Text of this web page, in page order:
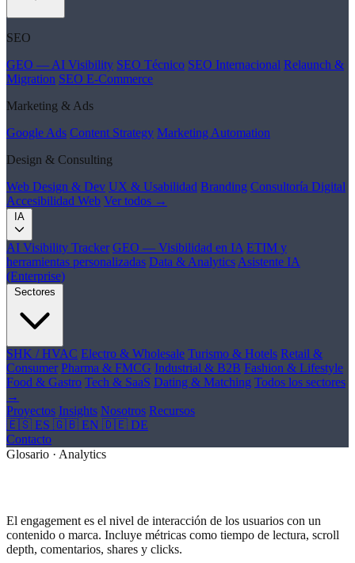
SEO
GEO — AI Visibility SEO Técnico SEO Internacional Relaunch &
Migration SEO E-Commerce
Marketing & Ads
Google Ads Content Strategy Marketing Automation
Design & Consulting
Web Design & Dev UX & Usabilidad Branding Consultoría Digital
Accesibilidad Web Ver todos →
IA
AI Visibility Tracker GEO — Visibilidad en IA ETIM y
herramientas personalizadas Data & Analytics Asistente IA
(Enterprise)
Sectores
SHK / HVAC Electro & Wholesale Turismo & Hotels Retail &
Consumer Pharma & FMCG Industrial & B2B Fashion & Lifestyle
Food & Gastro Tech & SaaS Dating & Matching Todos los sectores
→
Proyectos Insights Nosotros Recursos
🇪🇸 ES 🇬🇧 EN 🇩🇪 DE
Contacto
Glosario · Analytics
El engagement es el nivel de interacción de los usuarios con un
contenido o marca. Incluye métricas como tiempo de lectura, scroll
depth, comentarios, shares y clicks.